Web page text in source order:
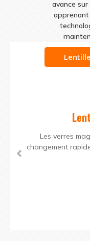
avance
Lentille
Les verres
changement